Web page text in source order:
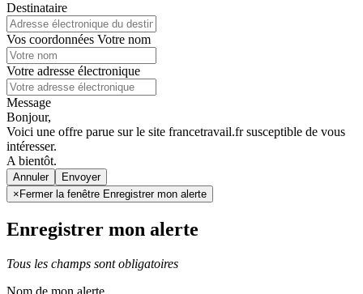
Destinataire
Vos coordonnées Votre nom
Votre adresse électronique
Message
Bonjour,
Voici une offre parue sur le site francetravail.fr susceptible de vous
intéresser.
A bientôt.
Annuler
× Fermer la fenêtre Enregistrer mon alerte
Enregistrer mon alerte
Tous les champs sont obligatoires